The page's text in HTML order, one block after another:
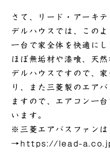
さて、リード・アーキ
デルハウスでは、この
一台で家全体を快適にし
ほぼ無垢材や漆喰、天
デルハウスですので、
り、また三菱製のエア
ますので、エアコン一
います。
※三菱エアバスファンは
→ https://lead-